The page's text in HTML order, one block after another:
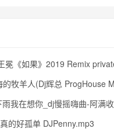
冕《如果》2019 Remix
的牧羊人(Dj辉总 ProgHouse
我在想你_dj慢摇嗨曲-阿满
的好孤单 DJPenny.mp3